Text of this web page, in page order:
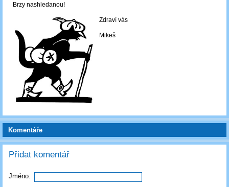
Brzy nashledanou!
Zdraví vás
Mikeš
Komentáře
Přidat komentář
Jméno: